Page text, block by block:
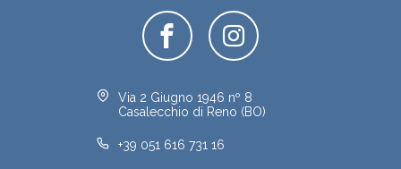
Via 2 Giugno 1946 nº 8
Casalecchio di Reno (BO)
+39 051 616 731 16